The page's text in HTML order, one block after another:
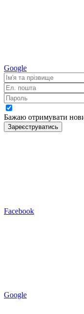
Google
Бажаю отримувати
Зареєструватись
Facebook
Google